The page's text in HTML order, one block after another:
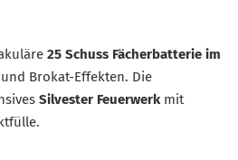
25 Schuss Fächerbatterie im
Brokat-Effekten. Die
Silvester Feuerwerkmit